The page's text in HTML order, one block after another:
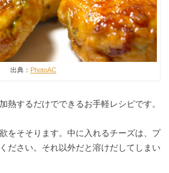
出典： PhotoAC
熱するだけでできるお手軽レシピです。
をそそります。中に入れるチーズは、プ
ださい。それ以外だと溶けだしてしまい